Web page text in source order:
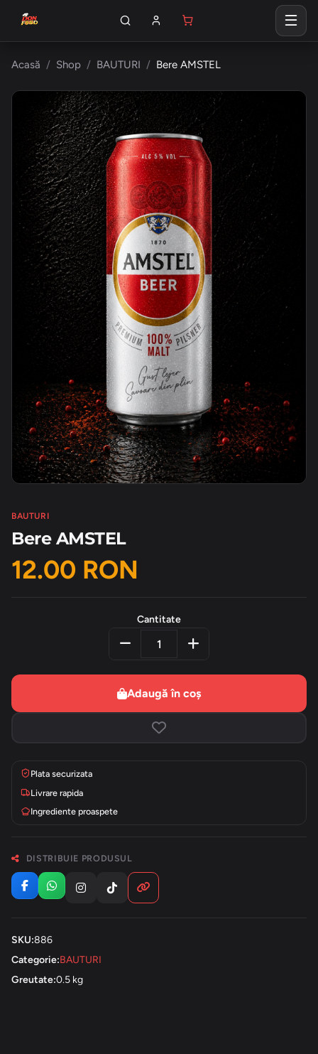
Acasă Shop BAUTURI Bere AMSTEL
BAUTURI
Bere AMSTEL
12.00 RON
Cantitate
Adaugă în coș
Plata securizata
Livrare rapida
Ingrediente proaspete
DISTRIBUIE PRODUSUL
SKU:886
Categorie:BAUTURI
Greutate:0.5 kg